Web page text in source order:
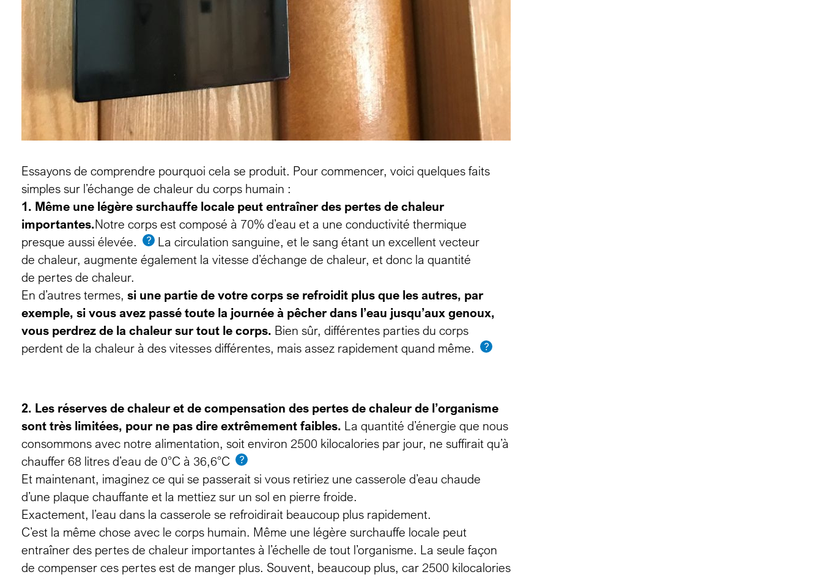
Essayons de comprendre pourquoi cela se produit. Pour commencer, voici quelques faits
simples sur l’échange de chaleur du corps humain :
1. Même une légère surchauffe locale peut entraîner des pertes de chaleur
importantes.Notre corps est composé à 70% d’eau et a une conductivité thermique
presque aussi élevée.
La circulation sanguine, et le sang étant un excellent vecteur
de chaleur, augmente également la vitesse d’échange de chaleur, et donc la quantité
de pertes de chaleur.
En d’autres termes, si une partie de votre corps se refroidit plus que les autres, par
exemple, si vous avez passé toute la journée à pêcher dans l’eau jusqu’aux genoux,
vous perdrez de la chaleur sur tout le corps. Bien sûr, différentes parties du corps
perdent de la chaleur à des vitesses différentes, mais assez rapidement quand même.
2. Les réserves de chaleur et de compensation des pertes de chaleur de l’organisme
sont très limitées, pour ne pas dire extrêmement faibles. La quantité d’énergie que nous
consommons avec notre alimentation, soit environ 2500 kilocalories par jour, ne suffirait qu’à
chauffer 68 litres d’eau de 0°C à 36,6°C
Et maintenant, imaginez ce qui se passerait si vous retiriez une casserole d’eau chaude
d’une plaque chauffante et la mettiez sur un sol en pierre froide.
Exactement, l’eau dans la casserole se refroidirait beaucoup plus rapidement.
C’est la même chose avec le corps humain. Même une légère surchauffe locale peut
entraîner des pertes de chaleur importantes à l’échelle de tout l’organisme. La seule façon
de compenser ces pertes est de manger plus. Souvent, beaucoup plus, car 2500 kilocalories